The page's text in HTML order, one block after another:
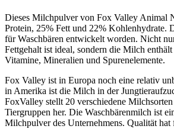
Dieses Milchpulver von Fox Valley Animal
Protein, 25% Fett und 22% Kohlenhydrate.
für Waschbären entwickelt worden. Nicht
Fettgehalt ist ideal, sondern die Milch
Vitamine, Mineralien und Spurenelemente.
Fox Valley ist in Europa noch eine relativ
in Amerika ist die Milch in der
FoxValley stellt 20 verschiedene
Tiergruppen her. Die Waschbärenmilch ist
Milchpulver des Unternehmens. Qualität hat